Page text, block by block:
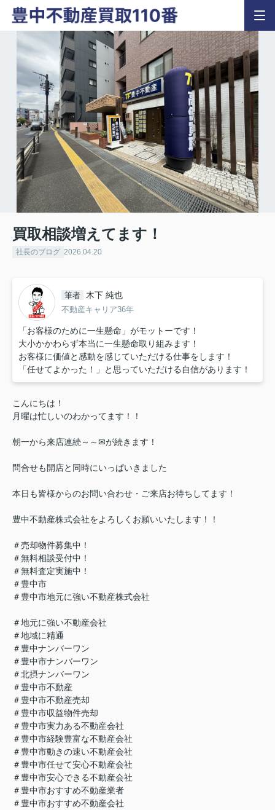
買取相談増えてます！
社長のブログ 2026.04.20
筆者 木下 純也
不動産キャリア36年
「お客様のために一生懸命」がモットーです！
大小かかわらず本当に一生懸命取り組みます！
お客様に価値と感動を感じていただける仕事をします！
「任せてよかった！」と思っていただける自信があります！
こんにちは！
月曜は忙しいのわかってます！！
朝一から来店連続～～✉が続きます！
問合せも開店と同時にいっぱいきました
本日も皆様からのお問い合わせ・ご来店お待ちしてます！
豊中不動産株式会社をよろしくお願いいたします！！
＃売却物件募集中！
＃無料相談受付中！
＃無料査定実施中！
＃豊中市
＃豊中市地元に強い不動産株式会社
＃地元に強い不動産会社
＃地域に精通
＃豊中ナンバーワン
＃豊中市ナンバーワン
＃北摂ナンバーワン
＃豊中市不動産
＃豊中市不動産売却
＃豊中市収益物件売却
＃豊中市実力ある不動産会社
＃豊中市経験豊富な不動産会社
＃豊中市動きの速い不動産会社
＃豊中市任せて安心不動産会社
＃豊中市安心できる不動産会社
＃豊中市おすすめ不動産業者
＃豊中市おすすめ不動産会社